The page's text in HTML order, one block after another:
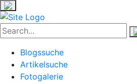
Blogssuche
Artikelsuche
Fotogalerie